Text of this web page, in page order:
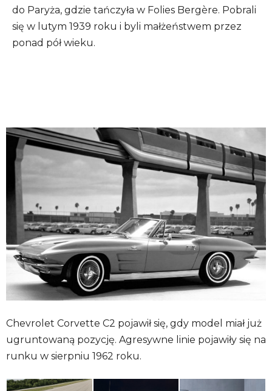
do Paryża, gdzie tańczyła w Folies Bergère. Pobrali
się w lutym 1939 roku i byli małżeństwem przez
ponad pół wieku.
Chevrolet Corvette C2 pojawił się, gdy model miał już
ugruntowaną pozycję. Agresywne linie pojawiły się na
runku w sierpniu 1962 roku.